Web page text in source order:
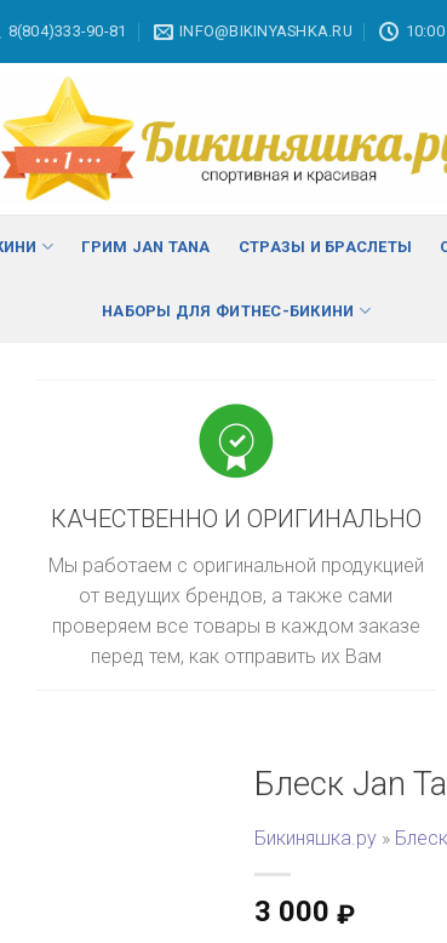
8(804)333-90-81 INFO@BIKINYASHKA.RU
ГРИМ JAN TANA СТРАЗЫ И БРАСЛЕТЫ
НАБОРЫ ДЛЯ ФИТНЕС-БИКИНИ
КАЧЕСТВЕННО И ОРИГИНАЛЬНО
Мы работаем с оригинальной продукцией
от ведущих брендов, а также сами
проверяем все товары в каждом заказе
перед тем, как отправить их Вам
Блеск Jan
Бикиняшка.ру »
3 000 ₽
изменить